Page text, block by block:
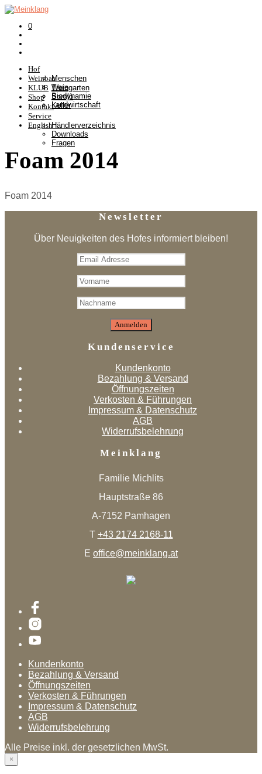
0
Hof
Menschen
Tiere
Biodynamie
Landwirtschaft
Weinbau
Weingarten
Somlò
Keller
KLUB
Shop
Kontakt
Service
Händlerverzeichnis
Downloads
Fragen
English
Foam 2014
Foam 2014
Newsletter
Über Neuigkeiten des Hofes informiert bleiben!
Kundenservice
Kundenkonto
Bezahlung & Versand
Öffnungszeiten
Verkosten & Führungen
Impressum & Datenschutz
AGB
Widerrufsbelehrung
Meinklang
Familie Michlits
Hauptstraße 86
A-7152 Pamhagen
T +43 2174 2168-11
E office@meinklang.at
Kundenkonto
Bezahlung & Versand
Öffnungszeiten
Verkosten & Führungen
Impressum & Datenschutz
AGB
Widerrufsbelehrung
Alle Preise inkl. der gesetzlichen MwSt.
×